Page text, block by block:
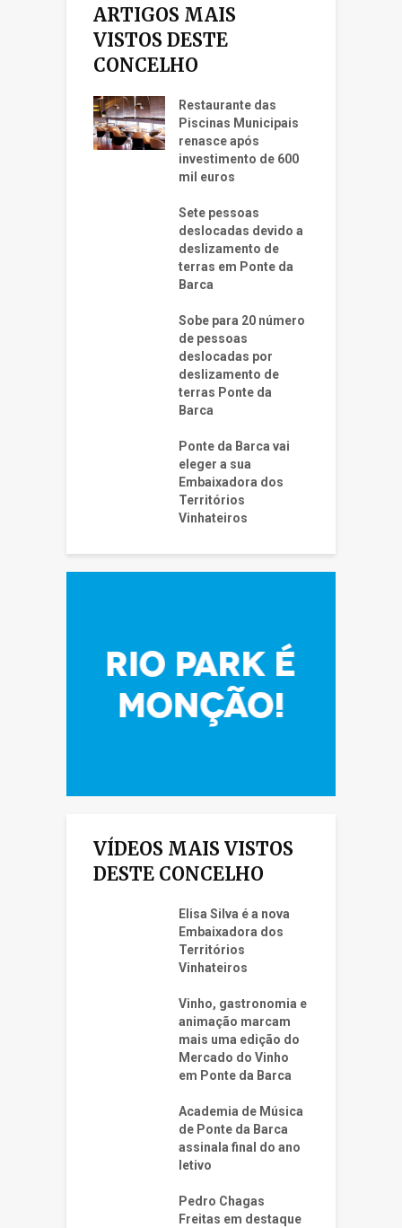
ARTIGOS MAIS
VISTOS DESTE
CONCELHO
Restaurante das
Piscinas Municipais
renasce após
investimento de 600
mil euros
Sete pessoas
deslocadas devido a
deslizamento de
terras em Ponte da
Barca
Sobe para 20 número
de pessoas
deslocadas por
deslizamento de
terras Ponte da
Barca
Ponte da Barca vai
eleger a sua
Embaixadora dos
Territórios
Vinhateiros
VÍDEOS MAIS VISTOS
DESTE CONCELHO
Elisa Silva é a nova
Embaixadora dos
Territórios
Vinhateiros
Vinho, gastronomia e
animação marcam
mais uma edição do
Mercado do Vinho
em Ponte da Barca
Academia de Música
de Ponte da Barca
assinala final do ano
letivo
Pedro Chagas
Freitas em destaque